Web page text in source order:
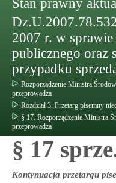
Stan prawny
2007 r. w
publicznego oraz
przypadku
Rozporządzenie Ministra
przeprowadza
Rozdział 3. Przetarg pisemny
§ 17. Rozporządzenie Ministra
przeprowadza
§ 17
Kontynuacja przetargu